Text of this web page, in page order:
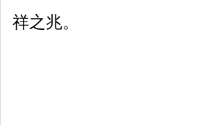
祥之兆。